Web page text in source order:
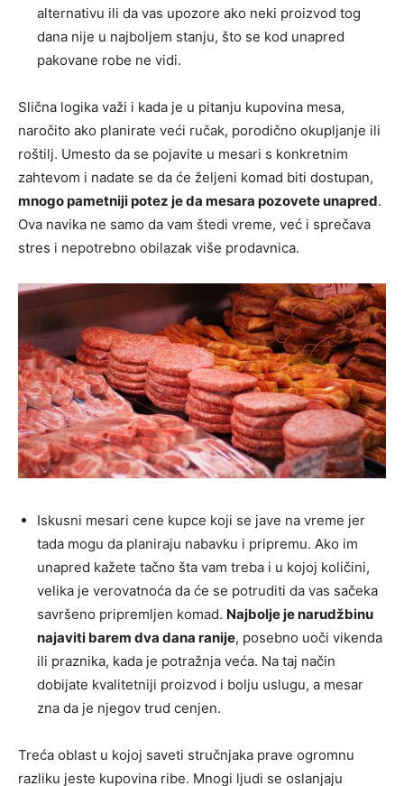
alternativu ili da vas upozore ako neki proizvod tog
dana nije u najboljem stanju, što se kod unapred
pakovane robe ne vidi.
Slična logika važi i kada je u pitanju kupovina mesa,
naročito ako planirate veći ručak, porodično okupljanje ili
roštilj. Umesto da se pojavite u mesari s konkretnim
zahtevom i nadate se da će željeni komad biti dostupan,
mnogo pametniji potez je da mesara pozovete unapred.
Ova navika ne samo da vam štedi vreme, već i sprečava
stres i nepotrebno obilazak više prodavnica.
Iskusni mesari cene kupce koji se jave na vreme jer
tada mogu da planiraju nabavku i pripremu. Ako im
unapred kažete tačno šta vam treba i u kojoj količini,
velika je verovatnoća da će se potruditi da vas sačeka
savršeno pripremljen komad. Najbolje je narudžbinu
najaviti barem dva dana ranije, posebno uoči vikenda
ili praznika, kada je potražnja veća. Na taj način
dobijate kvalitetniji proizvod i bolju uslugu, a mesar
zna da je njegov trud cenjen.
Treća oblast u kojoj saveti stručnjaka prave ogromnu
razliku jeste kupovina ribe. Mnogi ljudi se oslanjaju